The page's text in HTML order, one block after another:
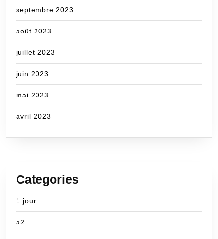
septembre 2023
août 2023
juillet 2023
juin 2023
mai 2023
avril 2023
Categories
1 jour
a2